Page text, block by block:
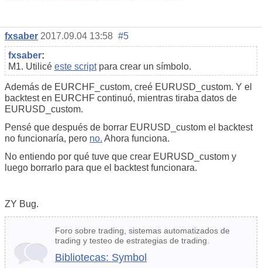
fxsaber 2017.09.04 13:58 #5
fxsaber:
M1. Utilicé este scriptpara crear un símbolo.
Además de EURCHF_custom, creé EURUSD_custom. Y el
backtest en EURCHF continuó, mientras tiraba datos de
EURUSD_custom.
Pensé que después de borrar EURUSD_custom el backtest
no funcionaría, pero no. Ahora funciona.
No entiendo por qué tuve que crear EURUSD_custom y
luego borrarlo para que el backtest funcionara.
ZY Bug.
Foro sobre trading, sistemas automatizados de
trading y testeo de estrategias de trading.
Bibliotecas: Symbol